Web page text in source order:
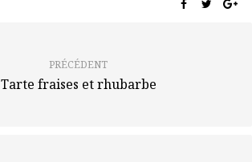
PRÉCÉDENT
Tarte fraises et rhubarbe